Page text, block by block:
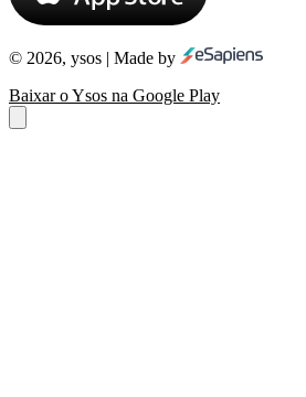
© 2026, ysos | Made by
Baixar o Ysos na Google Play